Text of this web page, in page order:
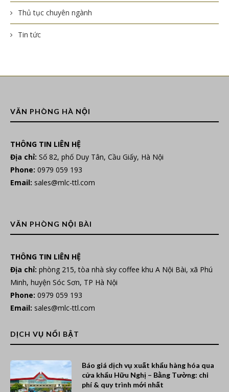
Thủ tục chuyên ngành
Tin tức
VĂN PHÒNG HÀ NỘI
THÔNG TIN LIÊN HỆ
Địa chỉ: Số 82, phố Duy Tân, Cầu Giấy, Hà Nội
Phone: 0979 059 193
Email: sales@mlc-ttl.com
VĂN PHÒNG NỘI BÀI
THÔNG TIN LIÊN HỆ
Địa chỉ: phòng 215, tòa nhà sky coffee khu A Nội Bài, xã Phú
Minh, huyện Sóc Sơn, TP Hà Nội
Phone: 0979 059 193
Email: sales@mlc-ttl.com
DỊCH VỤ NỔI BẬT
Báo giá dịch vụ xuất khẩu hàng hóa qua
cửa khẩu Hữu Nghị – Bằng Tường: chi
phí & quy trình mới nhất